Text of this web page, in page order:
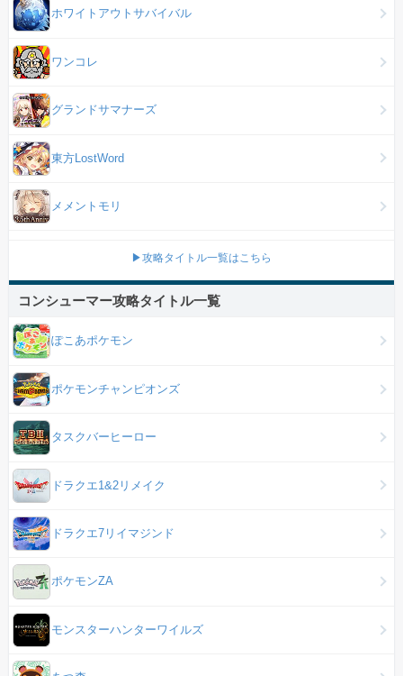
ホワイトアウトサバイバル
ワンコレ
グランドサマナーズ
東方LostWord
メメントモリ
▶攻略タイトル一覧はこちら
コンシューマー攻略タイトル一覧
ぽこあポケモン
ポケモンチャンピオンズ
タスクバーヒーロー
ドラクエ1&2リメイク
ドラクエ7リイマジンド
ポケモンZA
モンスターハンターワイルズ